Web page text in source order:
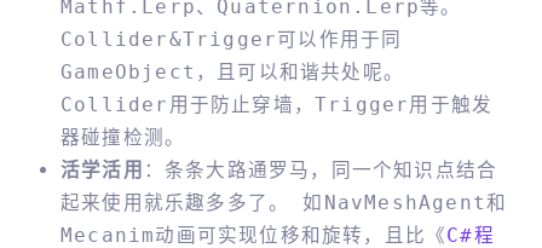
Mathf.Lerp、Quaternion.Lerp等。
Collider&Trigger可以作用于同
GameObject，且可以和谐共处呢。
Collider用于防止穿墙，Trigger用于触发
器碰撞检测。
活学活用 ：条条大路通罗马，同一个知识点结合
起来使用就乐趣多多了。 如NavMeshAgent和
Mecanim动画可实现位移和旋转，且比《C#程